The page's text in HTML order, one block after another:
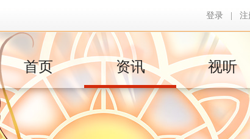
登录 注
首页 资讯 视听